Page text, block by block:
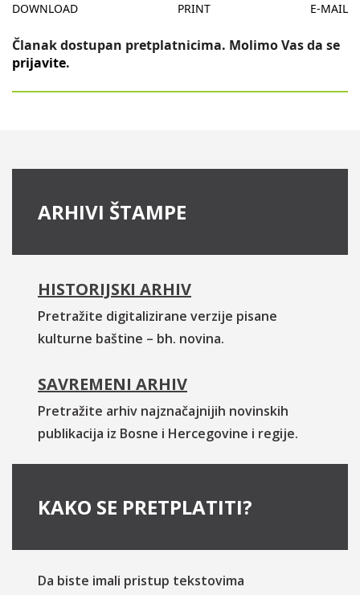
DOWNLOAD PRINT E-MAIL
Članak dostupan pretplatnicima. Molimo Vas da se
prijavite.
ARHIVI ŠTAMPE
HISTORIJSKI ARHIV
Pretražite digitalizirane verzije pisane
kulturne baštine – bh. novina.
SAVREMENI ARHIV
Pretražite arhiv najznačajnijih novinskih
publikacija iz Bosne i Hercegovine i regije.
KAKO SE PRETPLATITI?
Da biste imali pristup tekstovima